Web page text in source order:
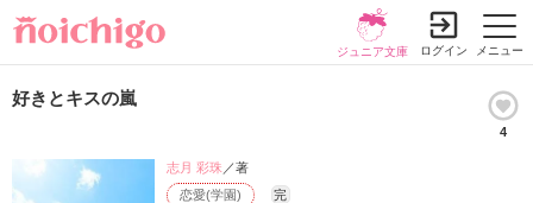
メニュー
ジュニア文庫 ログイン
好きとキスの嵐
4
恋愛(学園) 完
志月 彩珠 ／著